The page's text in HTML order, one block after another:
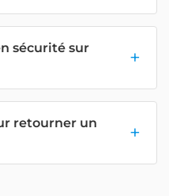
sécurité sur
retourner un